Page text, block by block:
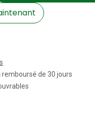
de 30 jours